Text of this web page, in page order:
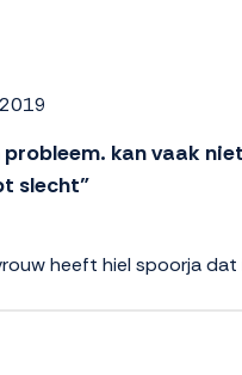
probleem. kan vaak
slecht”
heeft hiel spoorja dat